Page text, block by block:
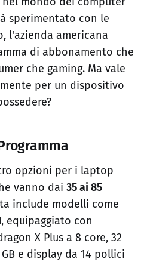
sperimentato con le
l'azienda americana
di abbonamento che
che gaming. Ma vale
per un dispositivo
opzioni per i laptop
vanno dai 35 ai 85
include modelli come
, equipaggiato con
X Plus a 8 core, 32
GB e display da 14 pollici